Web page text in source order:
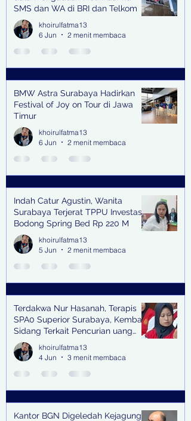
SMS dan WA di BRI dan Telkom
khoirulfatma13
6 Jun
2 menit membaca
BMW Astra Surabaya Hadirkan
Festival of Joy on Tour di Jawa
Timur
khoirulfatma13
6 Jun
2 menit membaca
Indah Catur Agustin, Wanita
Surabaya Terjerat TPPU Investasi
Bodong Spring Bed Rp 220 M
khoirulfatma13
5 Jun
2 menit membaca
Terdakwa Nur Hasanah, Terapis
SPA0 Superior Surabaya, Kembali
Sidang Terkait Pencurian uang
senilai Rp1,285 M di PN Surabaya
khoirulfatma13
4 Jun
3 menit membaca
Kantor BGN Digeledah Kejagung